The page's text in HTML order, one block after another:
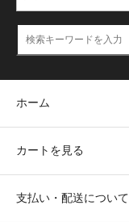
ホーム
カートを見る
支払い・配送について